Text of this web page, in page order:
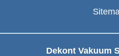
Dekont Vakuum